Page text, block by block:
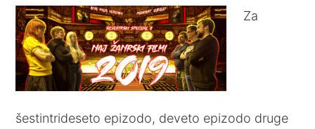
Za
šestintrideseto epizodo, deveto epizodo druge